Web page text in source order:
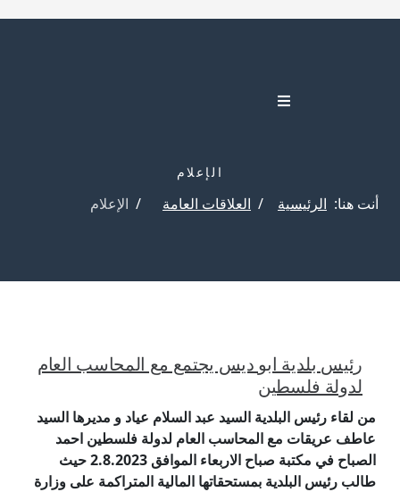
الإعلام
أنت هنا: الرئيسية العلاقات العامة الإعلام
رئيس بلدية ابو ديس يجتمع مع المحاسب العام
لدولة فلسطين
من لقاء رئيس البلدية السيد عبد السلام عياد و مديرها السيد
عاطف عريقات مع المحاسب العام لدولة فلسطين احمد
الصباح في مكتبة صباح الاربعاء الموافق 2.8.2023 حيث
طالب رئيس البلدية بمستحقاتها المالية المتراكمة على وزارة